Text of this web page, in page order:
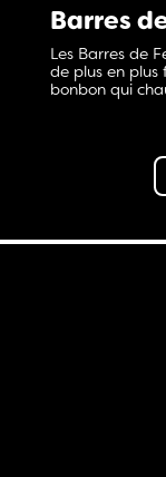
Barres
Les Barres de
de plus en plus
bonbon qui